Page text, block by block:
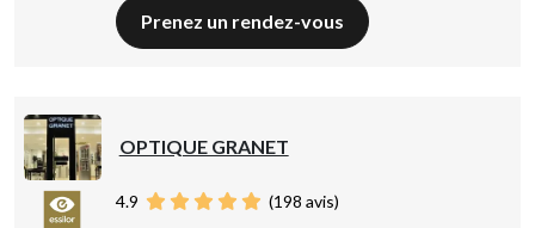
Prenez un rendez-vous
OPTIQUE GRANET
4.9 (198 avis)